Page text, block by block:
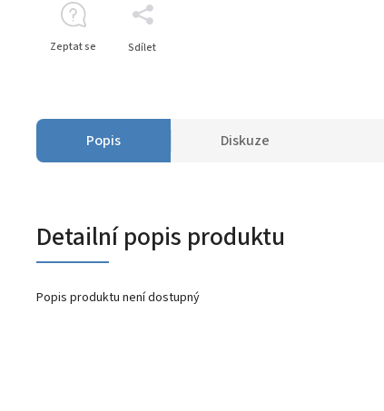
Zeptat se Sdílet
Popis Diskuze
Detailní popis produktu
Popis produktu není dostupný